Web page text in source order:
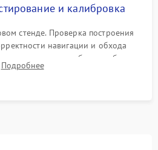
и калибровка
стенде. Проверка построения
навигации и обхода
всасывания и работы турбины.
возврата на док-станцию и
Подробнее